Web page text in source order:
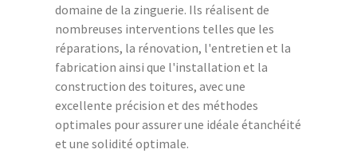
domaine de la zinguerie. Ils réalisent de
nombreuses interventions telles que les
réparations, la rénovation, l'entretien et la
fabrication ainsi que l'installation et la
construction des toitures, avec une
excellente précision et des méthodes
optimales pour assurer une idéale étanchéité
et une solidité optimale.